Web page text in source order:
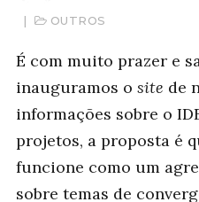
| OUTROS
É com muito prazer e
inauguramos o site de
informações sobre o
projetos, a proposta é
funcione como um
sobre temas de